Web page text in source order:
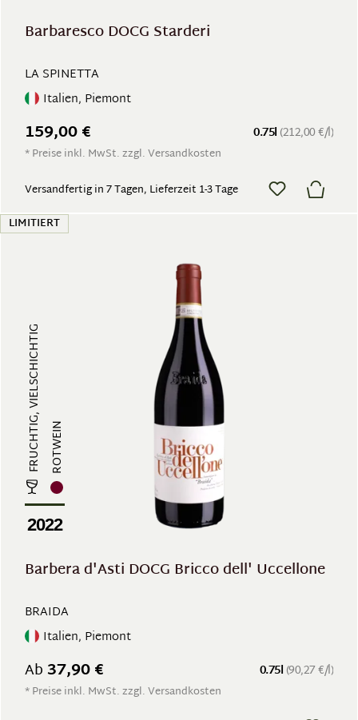
Barbaresco DOCG Starderi
LA SPINETTA
Italien, Piemont
0.75l (212,00 €/l)
159,00 €
* Preise inkl. MwSt. zzgl. Versandkosten
Versandfertig in 7 Tagen, Lieferzeit 1-3 Tage
LIMITIERT
FRUCHTIG, VIELSCHICHTIG ROTWEIN
2022
Barbera d'Asti DOCG Bricco dell' Uccellone
BRAIDA
Italien, Piemont
0.75l (90,27 €/l)
Ab37,90 €
* Preise inkl. MwSt. zzgl. Versandkosten